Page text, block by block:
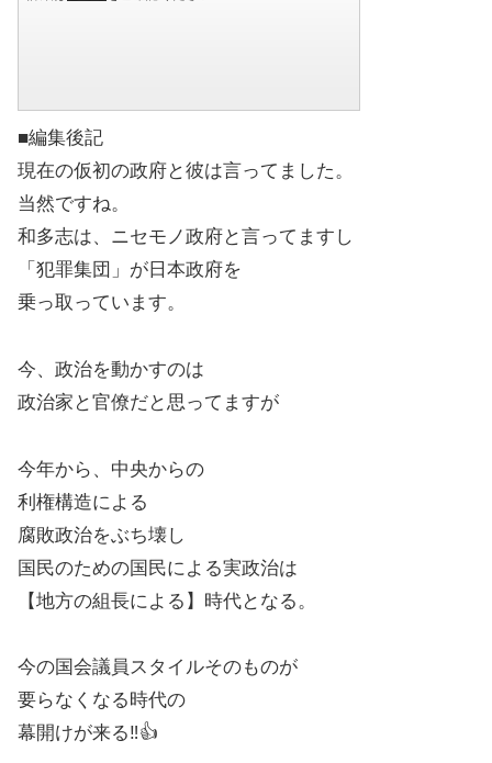
■編集後記
現在の仮初の政府と彼は言ってました。
当然ですね。
和多志は、ニセモノ政府と言ってますし
「犯罪集団」が日本政府を
乗っ取っています。
今、政治を動かすのは
政治家と官僚だと思ってますが
今年から、中央からの
利権構造による
腐敗政治をぶち壊し
国民のための国民による実政治は
【地方の組長による】時代となる。
今の国会議員スタイルそのものが
要らなくなる時代の
幕開けが来る‼️👍